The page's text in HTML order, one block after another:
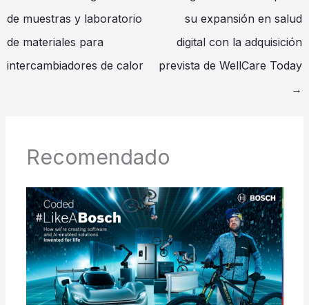
de muestras y laboratorio
de materiales para
intercambiadores de calor
su expansión en salud
digital con la adquisición
prevista de WellCare Today
→
Recomendado